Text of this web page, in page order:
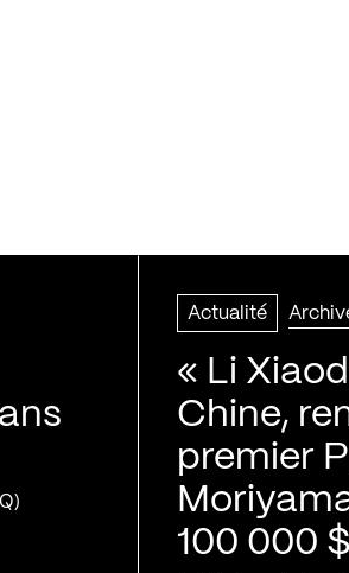
Actualité
« Li
Chine,
premier
100 000